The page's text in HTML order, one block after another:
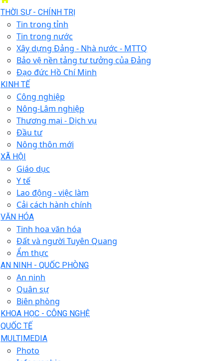
THỜI SỰ - CHÍNH TRỊ
Tin trong tỉnh
Tin trong nước
Xây dựng Đảng - Nhà nước - MTTQ
Bảo vệ nền tảng tư tưởng của Đảng
Đạo đức Hồ Chí Minh
KINH TẾ
Công nghiệp
Nông-Lâm nghiệp
Thương mại - Dịch vụ
Đầu tư
Nông thôn mới
XÃ HỘI
Giáo dục
Y tế
Lao động - việc làm
Cải cách hành chính
VĂN HÓA
Tinh hoa văn hóa
Đất và người Tuyên Quang
Ẩm thực
AN NINH - QUỐC PHÒNG
An ninh
Quân sự
Biên phòng
KHOA HỌC - CÔNG NGHỆ
QUỐC TẾ
MULTIMEDIA
Photo